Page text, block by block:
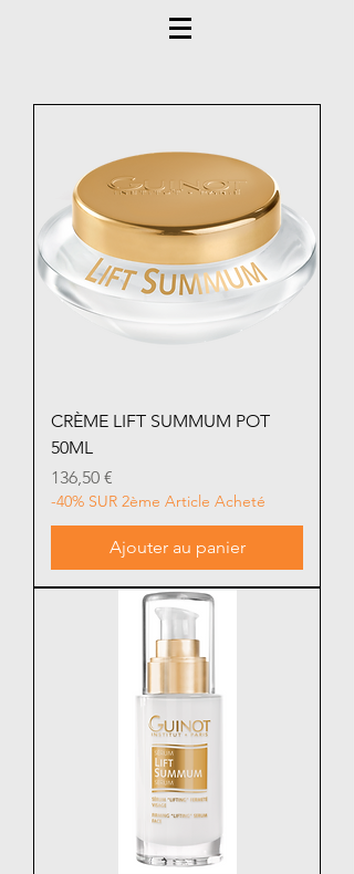
CRÈME LIFT SUMMUM POT
50ML
Prix
136,50 €
-40% SUR 2ème Article Acheté
Ajouter au panier